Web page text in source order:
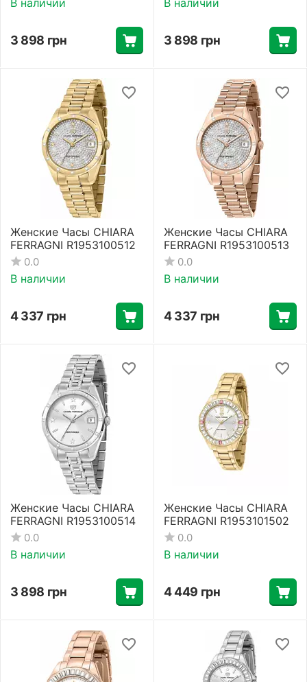
3 898 грн 3 898 грн
Женские Часы CHIARA
FERRAGNI R1953100512
0.0
В наличии
4 337 грн
Женские Часы CHIARA
FERRAGNI R1953100513
0.0
В наличии
4 337 грн
Женские Часы CHIARA
FERRAGNI R1953100514
0.0
В наличии
3 898 грн
Женские Часы CHIARA
FERRAGNI R1953101502
0.0
В наличии
4 449 грн